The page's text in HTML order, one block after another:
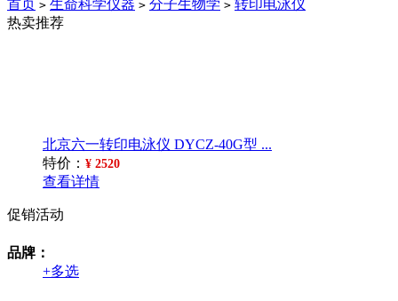
首页 > 生命科学仪器 > 分子生物学 > 转印电泳仪
热卖推荐
北京六一转印电泳仪 DYCZ-40G型 ...
特价： ¥ 2520
查看详情
促销活动
品牌：
+多选